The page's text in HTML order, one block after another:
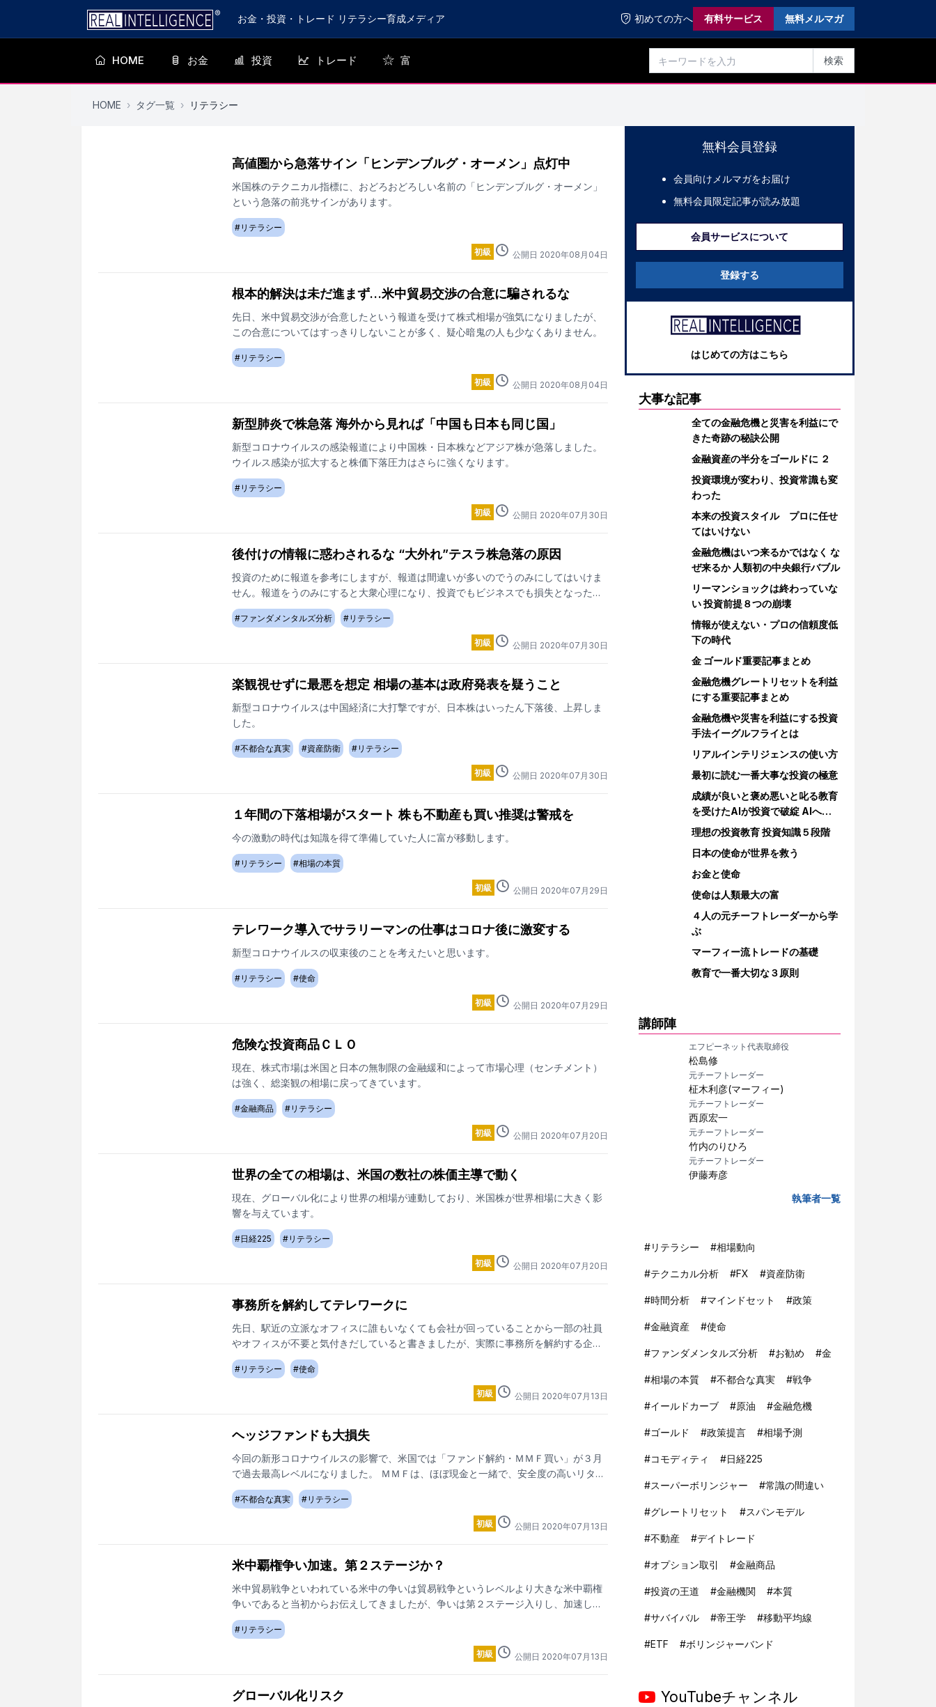
お金・投資・トレード リテラシー育成メディア 初めての方へ 有料サービス 無料メルマガ
HOME お金 投資 トレード 富 検索
HOME › タグ一覧 › リテラシー
高値圏から急落サイン「ヒンデンブルグ・オーメン」点灯中
米国株のテクニカル指標に、おどろおどろしい名前の「ヒンデンブルグ・オーメン」
という急落の前兆サインがあります。
#リテラシー
初級 公開日 2020年08 月 04 日
根本的解決は未だ進まず…米中貿易交渉の合意に騙されるな
先日、米中貿易交渉が合意したという報道を受けて株式相場が強気になりましたが、
この合意についてはすっきりしないことが多く、疑心暗鬼の人も少なくありません。
#リテラシー
初級 公開日 2020年08 月 04 日
新型肺炎で株急落 海外から見れば「中国も日本も同じ国」
新型コロナウイルスの感染報道により中国株・日本株などアジア株が急落しました。
ウイルス感染が拡大すると株価下落圧力はさらに強くなります。
#リテラシー
初級 公開日 2020年07 月 30 日
後付けの情報に惑わされるな “大外れ”テスラ株急落の原因
投資のために報道を参考にしますが、報道は間違いが多いのでうのみにしてはいけま
せん。報道をうのみにすると大衆心理になり、投資でもビジネスでも損失となった
り、間違った行動の原因となるからです。
#ファンダメンタルズ分析 #リテラシー
初級 公開日 2020年07 月 30 日
楽観視せずに最悪を想定 相場の基本は政府発表を疑うこと
新型コロナウイルスは中国経済に大打撃ですが、日本株はいったん下落後、上昇しま
した。
#不都合な真実 #資産防衛 #リテラシー
初級 公開日 2020年07 月 30 日
１年間の下落相場がスタート 株も不動産も買い推奨は警戒を
今の激動の時代は知識を得て準備していた人に富が移動します。
#リテラシー #相場の本質
初級 公開日 2020年07 月 29 日
テレワーク導入でサラリーマンの仕事はコロナ後に激変する
新型コロナウイルスの収束後のことを考えたいと思います。
#リテラシー #使命
初級 公開日 2020年07 月 29 日
危険な投資商品ＣＬＯ
現在、株式市場は米国と日本の無制限の金融緩和によって市場心理（センチメント）
は強く、総楽観の相場に戻ってきています。
#金融商品 #リテラシー
初級 公開日 2020年07 月 20 日
世界の全ての相場は、米国の数社の株価主導で動く
現在、グローバル化により世界の相場が連動しており、米国株が世界相場に大きく影
響を与えています。
#日経225 #リテラシー
初級 公開日 2020年07 月 20 日
事務所を解約してテレワークに
先日、駅近の立派なオフィスに誰もいなくても会社が回っていることから一部の社員
やオフィスが不要と気付きだしていると書きましたが、実際に事務所を解約する企業
が出てきました。
#リテラシー #使命
初級 公開日 2020年07 月 13 日
ヘッジファンドも大損失
今回の新形コロナウイルスの影響で、米国では「ファンド解約・ＭＭＦ買い」が３月
で過去最高レベルになりました。 ＭＭＦは、ほぼ現金と一緒で、安全度の高いリター
ンの少ないファンドです。
#不都合な真実 #リテラシー
初級 公開日 2020年07 月 13 日
米中覇権争い加速。第２ステージか？
米中貿易戦争といわれている米中の争いは貿易戦争というレベルより大きな米中覇権
争いであると当初からお伝えしてきましたが、争いは第２ステージ入りし、加速しそ
うです。
#リテラシー
初級 公開日 2020年07 月 13 日
グローバル化リスク
無料会員登録
会員向けメルマガをお届け
無料会員限定記事が読み放題
会員サービスについて
登録する
はじめての方はこちら
大事な記事
全ての金融危機と災害を利益にで
きた奇跡の秘訣公開
金融資産の半分をゴールドに ２
投資環境が変わり、投資常識も変
わった
本来の投資スタイル プロに任せ
てはいけない
金融危機はいつ来るかではなく な
ぜ来るか 人類初の中央銀行バブル
リーマンショックは終わっていな
い 投資前提８つの崩壊
情報が使えない・プロの信頼度低
下の時代
金 ゴールド重要記事まとめ
金融危機グレートリセットを利益
にする重要記事まとめ
金融危機や災害を利益にする投資
手法イーグルフライとは
リアルインテリジェンスの使い方
最初に読む一番大事な投資の極意
成績が良いと褒め悪いと叱る教育
を受けたAIが投資で破綻 AIへの
教育
理想の投資教育 投資知識５段階
日本の使命が世界を救う
お金と使命
使命は人類最大の富
４人の元チーフトレーダーから学
ぶ
マーフィー流トレードの基礎
教育で一番大切な３原則
講師陣
エフピーネット代表取締役
松島修
元チーフトレーダー
柾木利彦(マーフィー)
元チーフトレーダー
西原宏一
元チーフトレーダー
竹内のりひろ
元チーフトレーダー
伊藤寿彦
執筆者一覧
#リテラシー #相場動向
#テクニカル分析 #FX #資産防衛
#時間分析 #マインドセット #政策
#金融資産 #使命
#ファンダメンタルズ分析 #お勧め #金
#相場の本質 #不都合な真実 #戦争
#イールドカーブ #原油 #金融危機
#ゴールド #政策提言 #相場予測
#コモディティ #日経225
#スーパーボリンジャー #常識の間違い
#グレートリセット #スパンモデル
#不動産 #デイトレード
#オプション取引 #金融商品
#投資の王道 #金融機関 #本質
#サバイバル #帝王学 #移動平均線
#ETF #ボリンジャーバンド
YouTubeチャンネル